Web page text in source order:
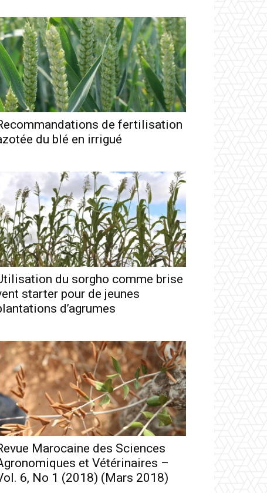
de fertilisation
du blé en irrigué
du sorgho comme brise
starter pour de jeunes
d’agrumes
Marocaine des Sciences
et Vétérinaires –
6, No 1 (2018) (Mars 2018)